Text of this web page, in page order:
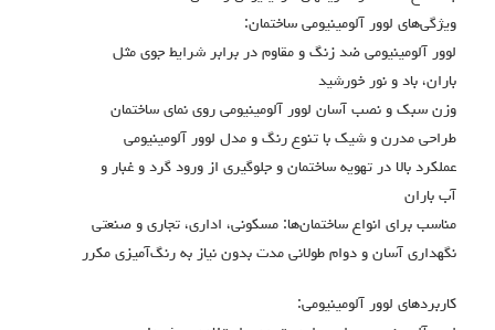
ویژگی‌های لوور آلومینیومی ساختمان:
لوور آلومینیومی ضد زنگ و مقاوم در برابر شرایط جوی مثل
باران، باد و نور خورشید
وزن سبک و نصب آسان لوور آلومینیومی روی نمای ساختمان
طراحی مدرن و شیک با تنوع رنگ و مدل لوور آلومینیومی
عملکرد بالا در تهویه ساختمان و جلوگیری از ورود گرد و غبار و
آب باران
مناسب برای انواع ساختمان‌ها: مسکونی، اداری، تجاری و صنعتی
نگهداری آسان و دوام طولانی مدت بدون نیاز به رنگ‌آمیزی مکرر
کاربردهای لوور آلومینیومی: